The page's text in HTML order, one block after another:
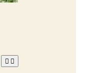
 